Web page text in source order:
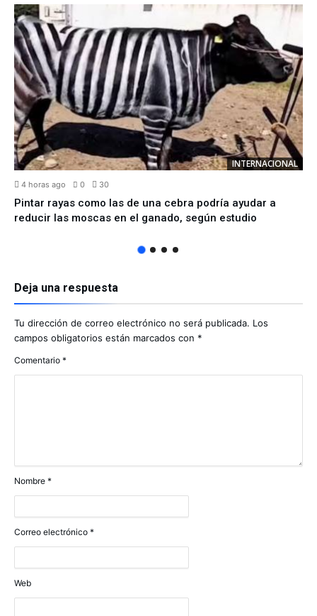
INTERNACIONAL
4 horas ago 0 30
Pintar rayas como las de una cebra podría ayudar a
reducir las moscas en el ganado, según estudio
Deja una respuesta
Tu dirección de correo electrónico no será publicada. Los
campos obligatorios están marcados con *
Comentario *
Nombre *
Correo electrónico *
Web